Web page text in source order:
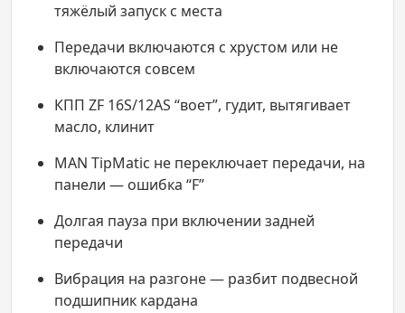
тяжёлый запуск с места
Передачи включаются с хрустом или не
включаются совсем
КПП ZF 16S/12AS “воет”, гудит, вытягивает
масло, клинит
MAN TipMatic не переключает передачи, на
панели — ошибка “F”
Долгая пауза при включении задней
передачи
Вибрация на разгоне — разбит подвесной
подшипник кардана